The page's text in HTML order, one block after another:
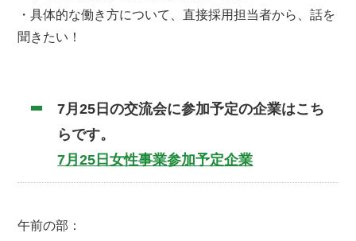
・具体的な働き方について、直接採用担当者から、話を
聞きたい！
7月25日の交流会に参加予定の企業はこち
らです。
7月25日女性事業参加予定企業
午前の部：